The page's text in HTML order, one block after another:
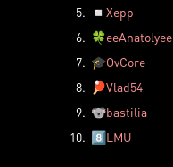
5.
◽ Xepp
6. 🍀eeAnatolyee
7. 🎓OvCore
8.
🏓Vlad54
9. 🐨bastilia
10. 8️⃣LMU